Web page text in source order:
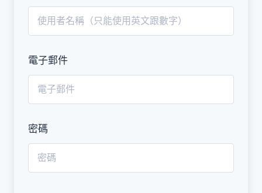
電子郵件
密碼